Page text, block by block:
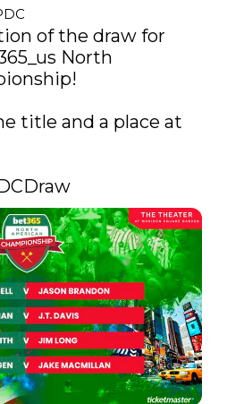
of the draw for
North
title and a place at